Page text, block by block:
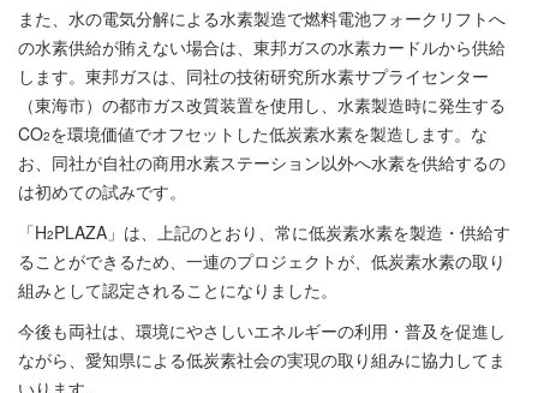
また、水の電気分解による水素製造で燃料電池フォークリフトへ
の水素供給が賄えない場合は、東邦ガスの水素カードルから供給
します。東邦ガスは、同社の技術研究所水素サプライセンター
（東海市）の都市ガス改質装置を使用し、水素製造時に発生する
CO2を環境価値でオフセットした低炭素水素を製造します。な
お、同社が自社の商用水素ステーション以外へ水素を供給するの
は初めての試みです。
「H2PLAZA」は、上記のとおり、常に低炭素水素を製造・供給す
ることができるため、一連のプロジェクトが、低炭素水素の取り
組みとして認定されることになりました。
今後も両社は、環境にやさしいエネルギーの利用・普及を促進し
ながら、愛知県による低炭素社会の実現の取り組みに協力してま
いります。